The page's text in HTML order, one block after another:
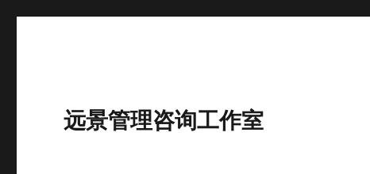
远景管理咨询工作室